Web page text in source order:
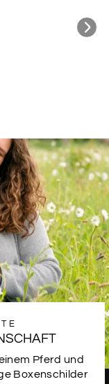
Pferd und
Boxenschilder